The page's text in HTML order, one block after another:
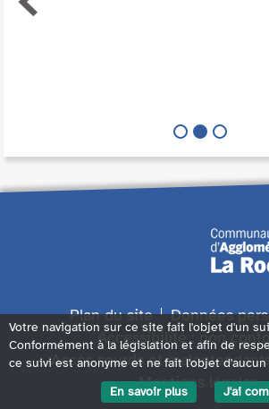
Plan du site
Données
Accessibilité : non
Accès sourds et
Mentions légales
Votre navigation sur ce site fait l'objet d'un
Conformément à la législation et afin de
ce suivi est anonyme et ne fait l'objet
En savoir plus
J'ai